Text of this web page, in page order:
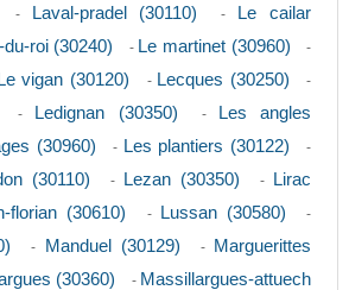
- Laval-pradel (30110) -
Le cailar
du-roi (30240) - Le martinet (30960) -
Le vigan (30120) - Lecques (30250) -
- Ledignan (30350) -
Les angles
(30960) - Les plantiers (30122) -
(30110) - Lezan (30350) -
Lirac
florian (30610) - Lussan (30580) -
- Manduel (30129) -
Marguerittes
(30360) - Massillargues-attuech